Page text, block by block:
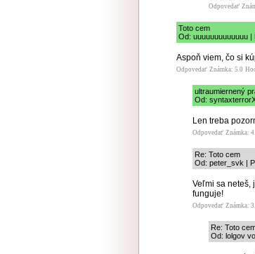
Odpovedať
Toto cem
Od: uuuuuuuuuuuuu |
Aspoň viem, čo si
Odpovedať Známka: 5.0
ultraumiernený
Od:
Len treba
Odpovedať Známka:
Re: Toto cem
Od: peter_svk |
Veľmi sa neteš,
funguje!
Odpovedať Známka:
Re: Toto
Od: lolgov